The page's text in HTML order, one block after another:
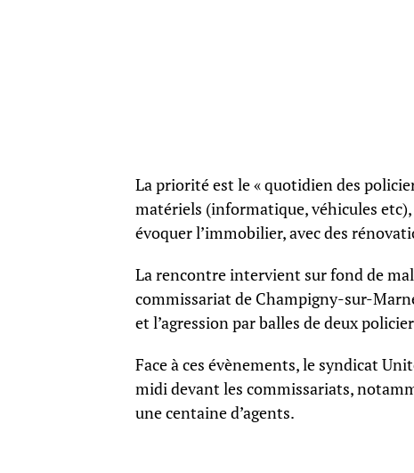
La priorité est le « quotidien des
matériels (informatique, véhicules
évoquer l’immobilier, avec des
La rencontre intervient sur fond de
commissariat de Champigny-sur-
et l’agression par balles de deux
Face à ces évènements, le syndicat
midi devant les commissariats,
une centaine d’agents.